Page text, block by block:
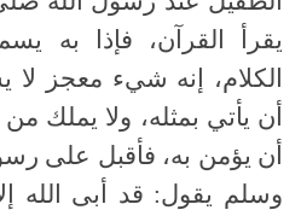
يقرأ القرآن، فإذا به
الكلام، إنه شيء معجز لا
أن يأتي بمثله، ولا يملك
أن يؤمن به، فأقبل على
وسلم يقول: قد أبى الله